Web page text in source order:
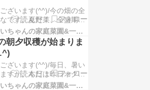
ん南瓜今のかぼちゃ達の
なです (^.^)枝豆の培地に
ったり隣の落花生達にも
…
ざいます(^^)/今の畑の全
です。夏野菜、全盛期で
ろで本日は、ハンマーナ
て残渣処理、草刈りをし
届けします！！ハンマー
。隣接する農家の方から
した！！ハンマーナイフ
叩き砕きながら”刈るタイ
…
まいちゃんの家庭菜園&一人農業
朝夕収穫が始まりま
ざいます(^^)/毎日、暑い
すが、本日は昨日オクラ
が始まった様子をお届け
まいちゃんの家庭菜園&一人農業